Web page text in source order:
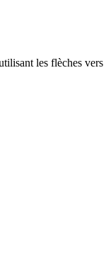
les flèches